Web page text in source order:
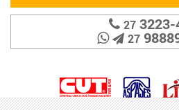
273223-
27